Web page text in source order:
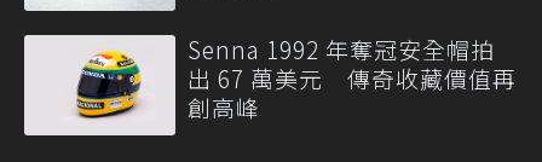
Senna 1992 年奪冠安全帽拍
出 67 萬美元 傳奇收藏價值再
創高峰